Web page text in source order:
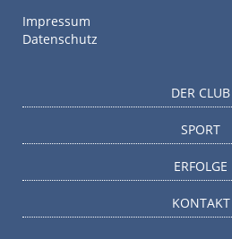
Impressum
Datenschutz
DER CLUB
SPORT
ERFOLGE
KONTAKT